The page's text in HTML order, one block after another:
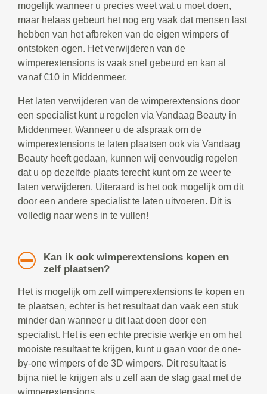
mogelijk wanneer u precies weet wat u moet doen,
maar helaas gebeurt het nog erg vaak dat mensen last
hebben van het afbreken van de eigen wimpers of
ontstoken ogen. Het verwijderen van de
wimperextensions is vaak snel gebeurd en kan al
vanaf €10 in Middenmeer.
Het laten verwijderen van de wimperextensions door
een specialist kunt u regelen via Vandaag Beauty in
Middenmeer. Wanneer u de afspraak om de
wimperextensions te laten plaatsen ook via Vandaag
Beauty heeft gedaan, kunnen wij eenvoudig regelen
dat u op dezelfde plaats terecht kunt om ze weer te
laten verwijderen. Uiteraard is het ook mogelijk om dit
door een andere specialist te laten uitvoeren. Dit is
volledig naar wens in te vullen!
Kan ik ook wimperextensions kopen en
zelf plaatsen?
Het is mogelijk om zelf wimperextensions te kopen en
te plaatsen, echter is het resultaat dan vaak een stuk
minder dan wanneer u dit laat doen door een
specialist. Het is een echte precisie werkje en om het
mooiste resultaat te krijgen, kunt u gaan voor de one-
by-one wimpers of de 3D wimpers. Dit resultaat is
bijna niet te krijgen als u zelf aan de slag gaat met de
wimperextensions.